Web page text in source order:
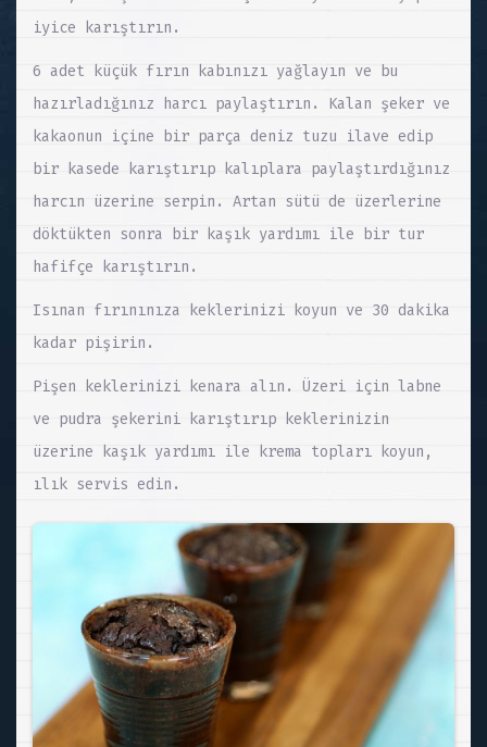
iyice karıştırın.
6 adet küçük fırın kabınızı yağlayın ve bu
hazırladığınız harcı paylaştırın. Kalan şeker ve
kakaonun içine bir parça deniz tuzu ilave edip
bir kasede karıştırıp kalıplara paylaştırdığınız
harcın üzerine serpin. Artan sütü de üzerlerine
döktükten sonra bir kaşık yardımı ile bir tur
hafifçe karıştırın.
Isınan fırınınıza keklerinizi koyun ve 30 dakika
kadar pişirin.
Pişen keklerinizi kenara alın. Üzeri için labne
ve pudra şekerini karıştırıp keklerinizin
üzerine kaşık yardımı ile krema topları koyun,
ılık servis edin.